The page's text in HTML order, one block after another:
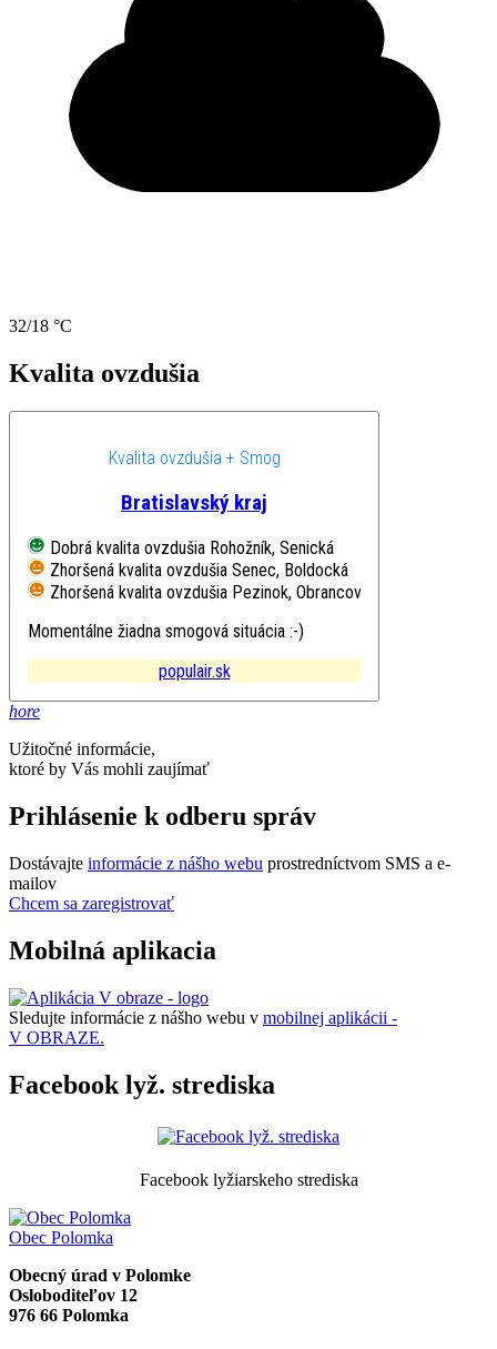
32/18 °C
Kvalita ovzdušia
Kvalita ovzdušia + Smog
Bratislavský kraj
Dobrá kvalita ovzdušia Rohožník, Senická
Zhoršená kvalita ovzdušia Senec, Boldocká
Zhoršená kvalita ovzdušia Pezinok, Obrancov mieru
Momentálne žiadna smogová situácia :-)
populair.sk
hore
Užitočné informácie,
ktoré by Vás mohli zaujímať
Prihlásenie k odberu správ
Dostávajte informácie z nášho webu prostredníctvom SMS a e-
mailov
Chcem sa zaregistrovať
Mobilná aplikacia
Sledujte informácie z nášho webu v mobilnej aplikácii -
V OBRAZE.
Facebook lyž. strediska
Facebook lyžiarskeho strediska
Obec Polomka
Obecný úrad v Polomke
Osloboditeľov 12
976 66 Polomka